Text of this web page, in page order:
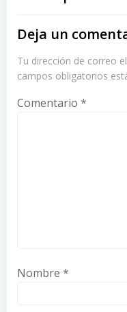
Deja un
Tu dirección de correo
campos obligatorios
Comentario *
Nombre *